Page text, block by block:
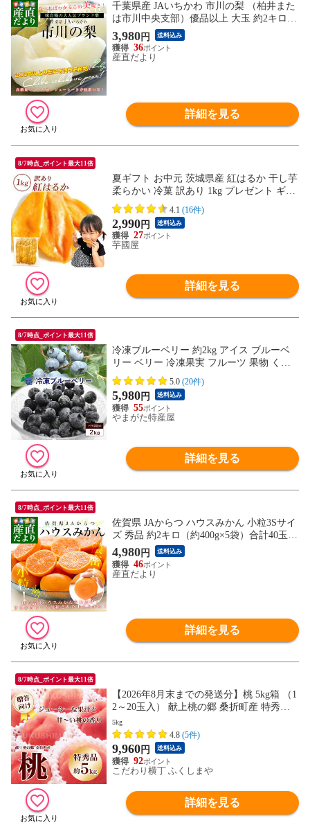
千葉県産 JAいちかわ 市川の梨 （柏井また
は市川中央支部）優品以上 大玉 約2キロ(5
玉から6玉) 送料無料 梨 なし ナシ 幸水 豊
水 あきづき
3,980円 送料込み
36
産直だより
詳細を見る
8/7時点_ポイント最大11倍
夏ギフト お中元 茨城県産 紅はるか 干し芋
柔らかい 冷菓 訳あり 1kg プレゼント ギフ
ト N1
4.1 (16件)
2,990円 送料込み
27
芋國屋
詳細を見る
8/7時点_ポイント最大11倍
冷凍ブルーベリー 約2kg アイス ブルーベ
リー ベリー 冷凍果実 フルーツ 果物 くだ
もの 送料無料
5.0 (20件)
5,980円 送料込み
55
やまがた特産屋
詳細を見る
8/7時点_ポイント最大11倍
佐賀県 JAからつ ハウスみかん 小粒3Sサイ
ズ 秀品 約2キロ（約400g×5袋）合計40玉か
ら50玉前後 送料無料 蜜柑 ミカン 柑橘 ハ
ウスミカン 唐津 小玉みかん
4,980円 送料込み
46
産直だより
詳細を見る
8/7時点_ポイント最大11倍
【2026年8月末までの発送分】桃 5kg箱 （1
2～20玉入） 献上桃の郷 桑折町産 特秀品
硬め 品種指定不可 贈答 ギフト プレゼント
5kg
4.8 (5件)
9,960円 送料込み
92
こだわり横丁 ふくしまや
詳細を見る